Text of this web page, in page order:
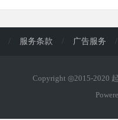
/ 服务条款 / 广告服务 /
Copyright ◎2015-2020